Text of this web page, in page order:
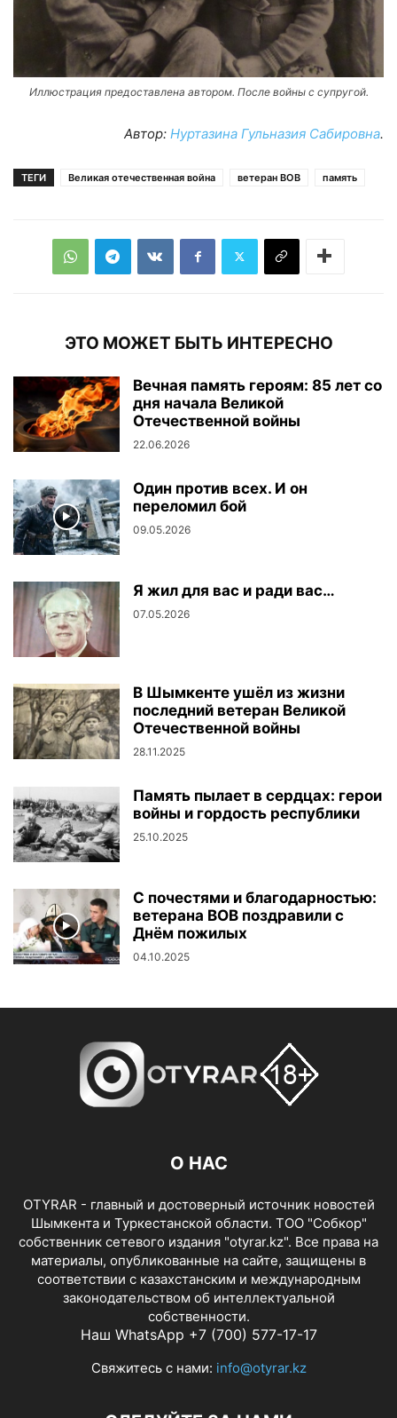
Иллюстрация предоставлена автором. После войны с супругой.
Автор: Нуртазина Гульназия Сабировна.
ТЕГИ Великая отечественная война ветеран ВОВ память
ЭТО МОЖЕТ БЫТЬ ИНТЕРЕСНО
Вечная память героям: 85 лет со
дня начала Великой
Отечественной войны
22.06.2026
Один против всех. И он
переломил бой
09.05.2026
Я жил для вас и ради вас…
07.05.2026
В Шымкенте ушёл из жизни
последний ветеран Великой
Отечественной войны
28.11.2025
Память пылает в сердцах: герои
войны и гордость республики
25.10.2025
С почестями и благодарностью:
ветерана ВОВ поздравили с
Днём пожилых
04.10.2025
О НАС
OTYRAR - главный и достоверный источник новостей
Шымкента и Туркестанской области. ТОО "Собкор"
собственник сетевого издания "otyrar.kz". Все права на
материалы, опубликованные на сайте, защищены в
соответствии с казахстанским и международным
законодательством об интеллектуальной
собственности.
Наш WhatsApp +7 (700) 577-17-17
Свяжитесь с нами: info@otyrar.kz